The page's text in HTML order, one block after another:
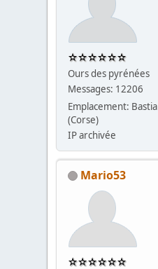
Ours des pyrénées
Messages: 12206
Emplacement: Bastia
(Corse)
IP archivée
Mario53